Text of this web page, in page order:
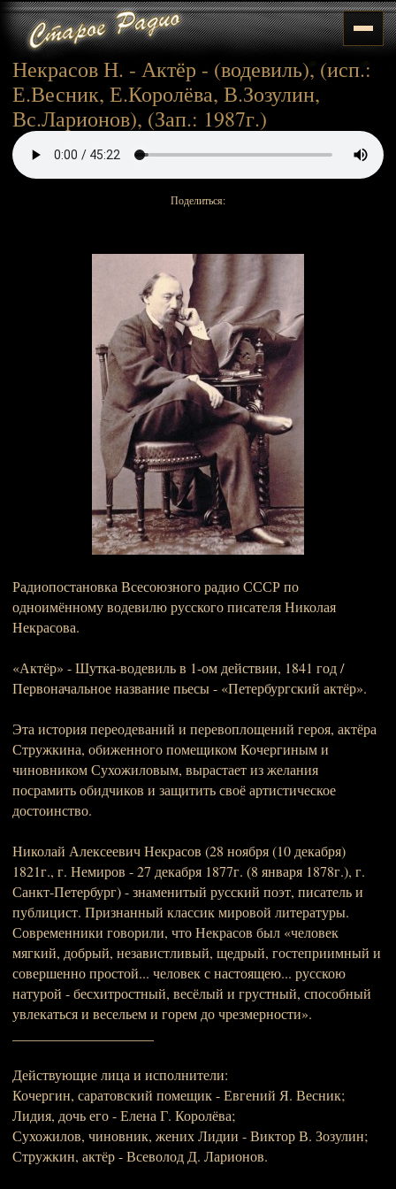
Некрасов Н. - Актёр - (водевиль), (исп.:
Е.Весник, Е.Королёва, В.Зозулин,
Вс.Ларионов), (Зап.: 1987г.)
Поделиться:
Радиопостановка Всесоюзного радио СССР по
одноимённому водевилю русского писателя Николая
Некрасова.
«Актёр» - Шутка-водевиль в 1-ом действии, 1841 год /
Первоначальное название пьесы - «Петербургский актёр».
Эта история переодеваний и перевоплощений героя, актёра
Стружкина, обиженного помещиком Кочергиным и
чиновником Сухожиловым, вырастает из желания
посрамить обидчиков и защитить своё артистическое
достоинство.
Николай Алексеевич Некрасов (28 ноября (10 декабря)
1821г., г. Немиров - 27 декабря 1877г. (8 января 1878г.), г.
Санкт-Петербург) - знаменитый русский поэт, писатель и
публицист. Признанный классик мировой литературы.
Современники говорили, что Некрасов был «человек
мягкий, добрый, независтливый, щедрый, гостеприимный и
совершенно простой... человек с настоящею... русскою
натурой - бесхитростный, весёлый и грустный, способный
увлекаться и весельем и горем до чрезмерности».
Действующие лица и исполнители:
Кочергин, саратовский помещик - Евгений Я. Весник;
Лидия, дочь его - Елена Г. Королёва;
Сухожилов, чиновник, жених Лидии - Виктор В. Зозулин;
Стружкин, актёр - Всеволод Д. Ларионов.